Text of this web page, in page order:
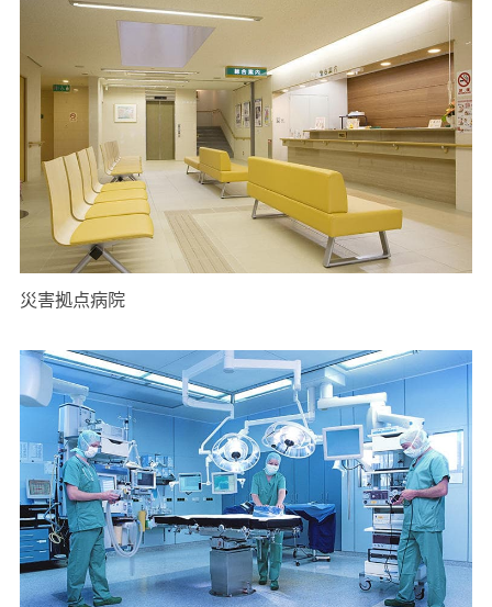
災害拠点病院